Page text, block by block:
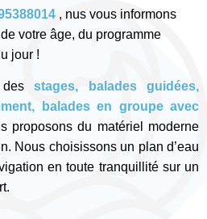
, nus vous informons
votre âge, du programme
jour !
des stages, balades guidées,
balades en groupe avec
proposons du matériel moderne
Nous choisissons un plan d’eau
en toute tranquillité sur un